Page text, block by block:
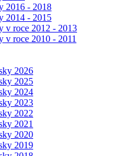
2016 - 2018
2014 - 2015
v roce 2012 - 2013
v roce 2010 - 2011
2026
2025
2024
2023
2022
2021
2020
2019